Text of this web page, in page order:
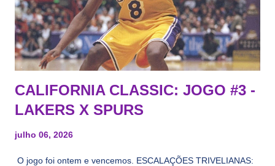
CALIFORNIA CLASSIC: JOGO #3 -
LAKERS X SPURS
julho 06, 2026
O jogo foi ontem e vencemos. ESCALAÇÕES TRIVELIANAS: